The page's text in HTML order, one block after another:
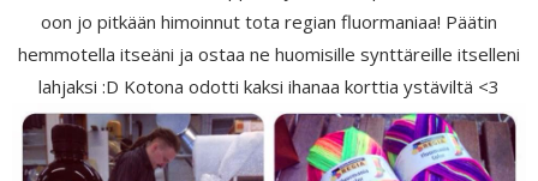
oon jo pitkään himoinnut tota regian fluormaniaa! Päätin
hemmotella itseäni ja ostaa ne huomisille synttäreille itselleni
lahjaksi :D Kotona odotti kaksi ihanaa korttia ystäviltä <3